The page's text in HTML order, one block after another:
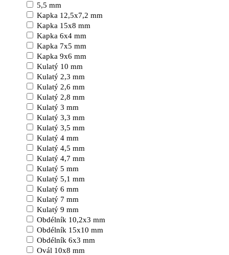
5,5 mm
Kapka 12,5x7,2 mm
Kapka 15x8 mm
Kapka 6x4 mm
Kapka 7x5 mm
Kapka 9x6 mm
Kulatý 10 mm
Kulatý 2,3 mm
Kulatý 2,6 mm
Kulatý 2,8 mm
Kulatý 3 mm
Kulatý 3,3 mm
Kulatý 3,5 mm
Kulatý 4 mm
Kulatý 4,5 mm
Kulatý 4,7 mm
Kulatý 5 mm
Kulatý 5,1 mm
Kulatý 6 mm
Kulatý 7 mm
Kulatý 9 mm
Obdélník 10,2x3 mm
Obdélník 15x10 mm
Obdélník 6x3 mm
Ovál 10x8 mm